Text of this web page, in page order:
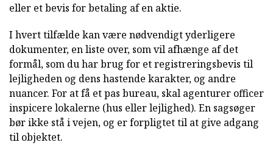
eller et bevis for betaling af en aktie.
I hvert tilfælde kan være nødvendigt yderligere
dokumenter, en liste over, som vil afhænge af det
formål, som du har brug for et registreringsbevis til
lejligheden og dens hastende karakter, og andre
nuancer. For at få et pas bureau, skal agenturer officer
inspicere lokalerne (hus eller lejlighed). En sagsøger
bør ikke stå i vejen, og er forpligtet til at give adgang
til objektet.